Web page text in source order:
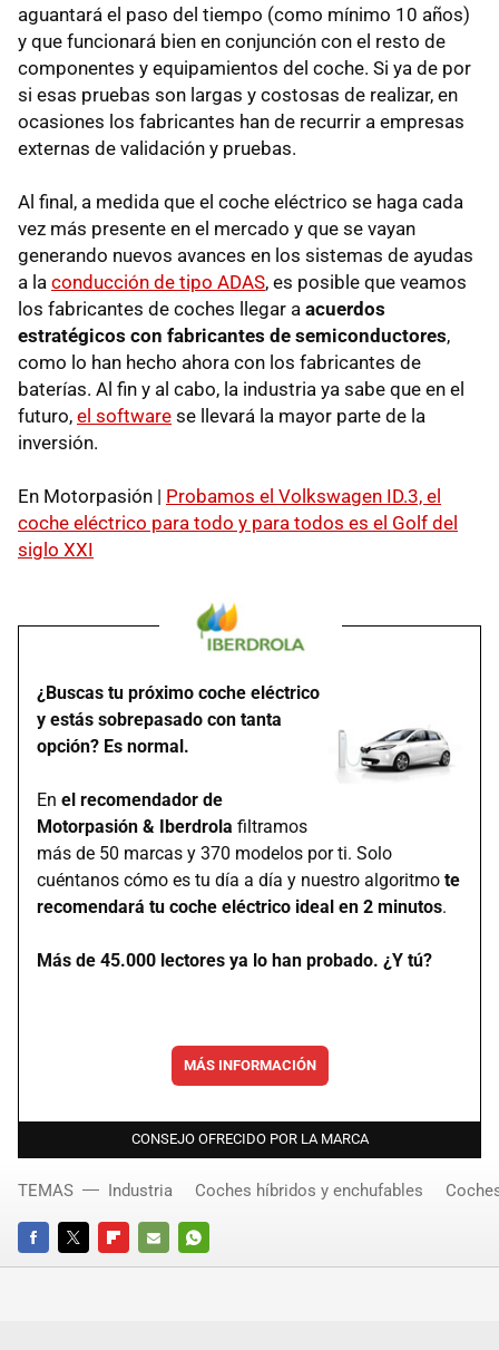
aguantará el paso del tiempo (como mínimo 10 años)
y que funcionará bien en conjunción con el resto de
componentes y equipamientos del coche. Si ya de por
si esas pruebas son largas y costosas de realizar, en
ocasiones los fabricantes han de recurrir a empresas
externas de validación y pruebas.
Al final, a medida que el coche eléctrico se haga cada
vez más presente en el mercado y que se vayan
generando nuevos avances en los sistemas de ayudas
a la conducción de tipo ADAS, es posible que veamos
los fabricantes de coches llegar a acuerdos
estratégicos con fabricantes de semiconductores,
como lo han hecho ahora con los fabricantes de
baterías. Al fin y al cabo, la industria ya sabe que en el
futuro, el software se llevará la mayor parte de la
inversión.
En Motorpasión | Probamos el Volkswagen ID.3, el
coche eléctrico para todo y para todos es el Golf del
siglo XXI
¿Buscas tu próximo coche eléctrico
y estás sobrepasado con tanta
opción? Es normal.
En el recomendador de
Motorpasión & Iberdrola filtramos
más de 50 marcas y 370 modelos por ti. Solo
cuéntanos cómo es tu día a día y nuestro algoritmo te
recomendará tu coche eléctrico ideal en 2 minutos.
Más de 45.000 lectores ya lo han probado. ¿Y tú?
MÁS INFORMACIÓN
CONSEJO OFRECIDO POR LA MARCA
FACEBOOKTWITTERFLIPBOARD
E-
WHATSAPP
TEMAS Industria Coches híbridos y enchufables